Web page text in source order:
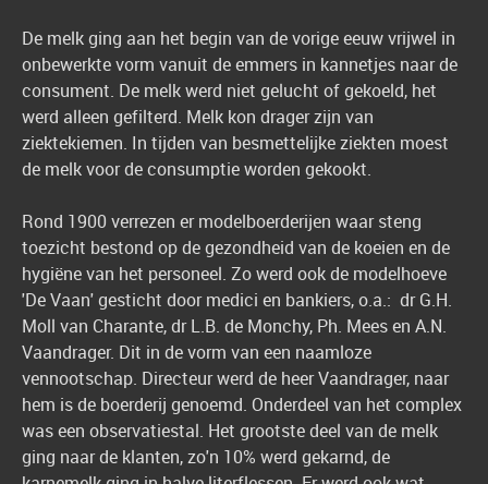
De melk ging aan het begin van de vorige eeuw vrijwel in
onbewerkte vorm vanuit de emmers in kannetjes naar de
consument. De melk werd niet gelucht of gekoeld, het
werd alleen gefilterd. Melk kon drager zijn van
ziektekiemen. In tijden van besmettelijke ziekten moest
de melk voor de consumptie worden gekookt.
Rond 1900 verrezen er modelboerderijen waar steng
toezicht bestond op de gezondheid van de koeien en de
hygiëne van het personeel. Zo werd ook de modelhoeve
'De Vaan' gesticht door medici en bankiers, o.a.: dr G.H.
Moll van Charante, dr L.B. de Monchy, Ph. Mees en A.N.
Vaandrager. Dit in de vorm van een naamloze
vennootschap. Directeur werd de heer Vaandrager, naar
hem is de boerderij genoemd. Onderdeel van het complex
was een observatiestal. Het grootste deel van de melk
ging naar de klanten, zo'n 10% werd gekarnd, de